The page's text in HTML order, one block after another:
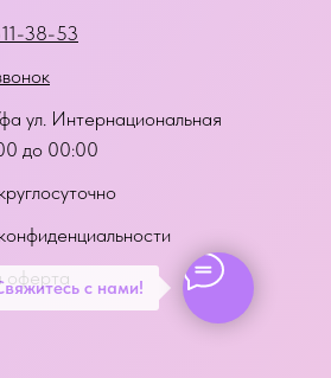
с нами!
38-53
ул. Интернациональная
до 00:00
оферта